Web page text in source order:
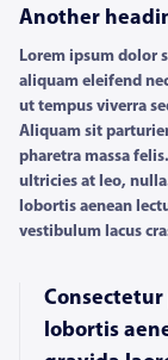
Another
Lorem ipsum dolor
aliquam eleifend
ut tempus viverra
Aliquam sit
pharetra massa
ultricies at leo,
lobortis aenean
vestibulum lacus
lobortis